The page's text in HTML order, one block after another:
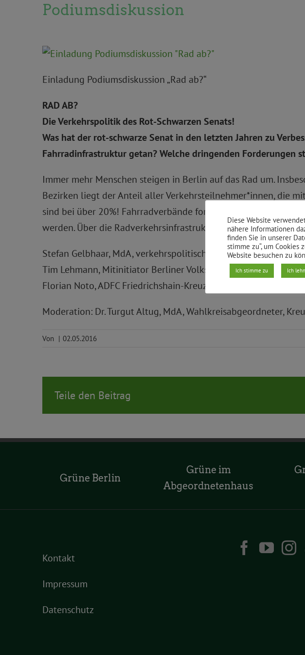
Podiumsdiskussion
Einladung Podiumsdiskussion „Rad ab?“
RAD AB?
Die Verkehrspolitik des Rot-Schwarzen Senats!
Was hat der rot-schwarze Senat in den letzten Jahren zu
Fahrradinfrastruktur getan? Welche dringenden Forderungen
Immer mehr Menschen steigen in Berlin auf das Rad um.
Bezirken liegt der Anteil aller Verkehrsteilnehmer*innen, die
sind bei über 20%! Fahrradverbände fordern
werden. Über die Radverkehrsinfrastruktur weitere Fragen
Stefan Gelbhaar, MdA, verkehrspolitischer Sprecher der Grünen
Tim Lehmann, Mitinitiator Berliner Volksentscheid Fahrrad
Florian Noto, ADFC Friedrichshain-Kreuzberg
Moderation: Dr. Turgut Altug, MdA, Wahlkreisabgeordneter,
Von | 02.05.2016
Teile den Beitrag
Grüne Berlin
Grüne im
Abgeordnetenhaus
Kontakt
Impressum
Datenschutz
Diese Website
nähere Informationen
finden Sie in unserer
stimme zu“, um
Website besuchen zu
Ich stimme zu Ich